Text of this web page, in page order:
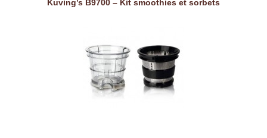
Kuving’s B9700 – Kit smoothies et sorbets